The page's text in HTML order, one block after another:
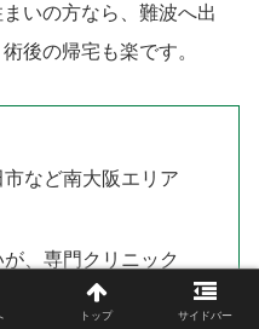
いの方なら、難波へ出
後の帰宅も楽です。
など南大阪エリア
、専門クリニック
トップ サイドバー